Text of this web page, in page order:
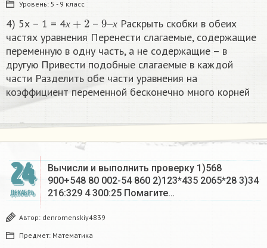
Уровень: 5 - 9 класс
4) 5х – 1 = 4х – х
9
х
Раскрыть скобки в обеих
частях уравнения Перенести слагаемые, содержащие
переменную в одну часть, а не содержащие – в
другую Привести подобные слагаемые в каждой
части Разделить обе части уравнения на
коэффициент переменной бесконечно много корней​
24
ДЕКАБРЬ
Вычисли и выполнить проверку 1)568
900+548 80 002-54 860 2)123*435 2065*28 3)34
216:329 4 300:25 Помагите…
Автор: denromenskiy4839
Предмет: Математика